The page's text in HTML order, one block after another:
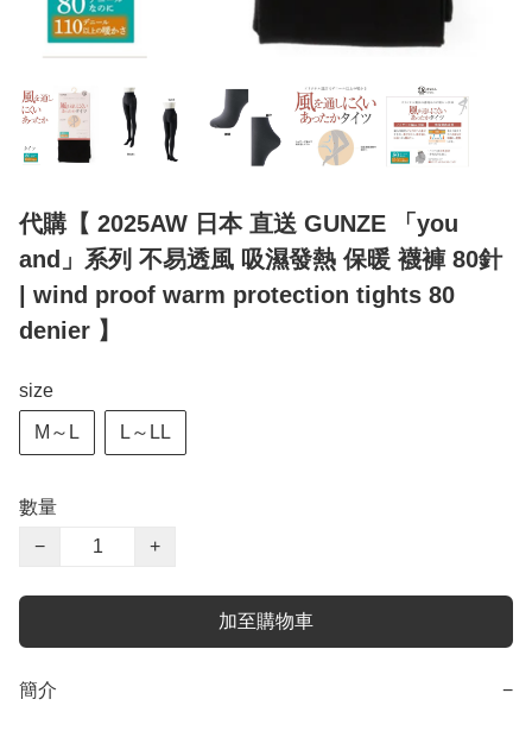
代購【 2025AW 日本 直送 GUNZE 「you
and」系列 不易透風 吸濕發熱 保暖 襪褲 80針
| wind proof warm protection tights 80
denier 】
size
M～L L～LL
數量
−
+
加至購物車
簡介 −